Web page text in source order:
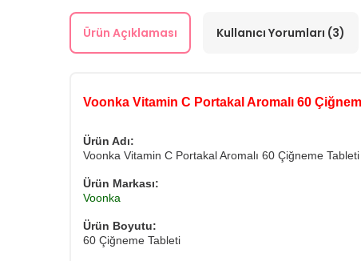
Ürün Açıklaması Kullanıcı Yorumları (3)
Voonka Vitamin C Portakal Aromalı 60
Ürün Adı:
Voonka Vitamin C Portakal Aromalı 60 Çiğneme Tableti
Ürün Markası:
Voonka
Ürün Boyutu:
60 Çiğneme Tableti